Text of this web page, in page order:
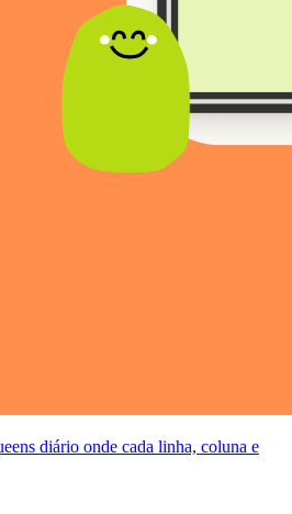
diário onde cada linha, coluna e